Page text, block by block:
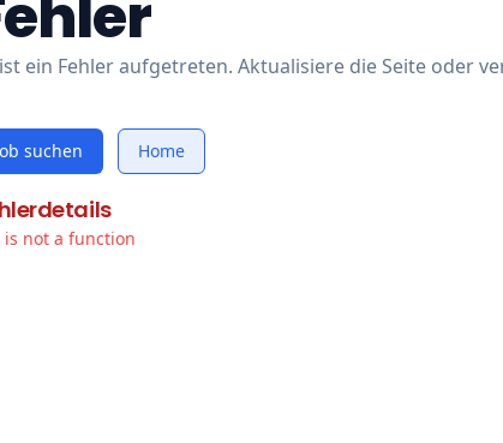
ein Fehler aufgetreten. Aktualisiere die Seite oder
suchen Home
is not a function